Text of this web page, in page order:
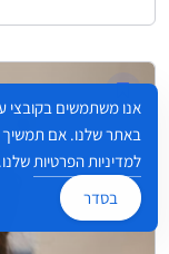
אנו משתמשים בקובצי
באתר שלנו. אם
למדיניות הפרטיותשלנו.
בסדר